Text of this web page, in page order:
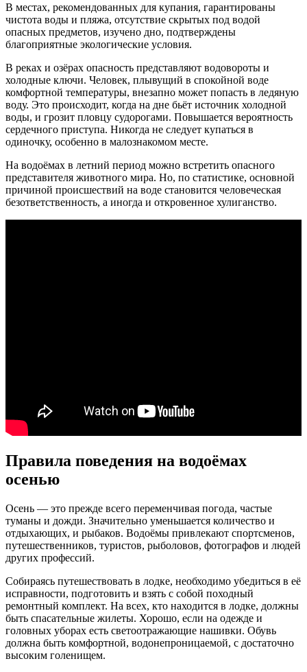
В местах, рекомендованных для купания, гарантированы
чистота воды и пляжа, отсутствие скрытых под водой
опасных предметов, изучено дно, подтверждены
благоприятные экологические условия.
В реках и озёрах опасность представляют водовороты и
холодные ключи. Человек, плывущий в спокойной воде
комфортной температуры, внезапно может попасть в ледяную
воду. Это происходит, когда на дне бьёт источник холодной
воды, и грозит пловцу судорогами. Повышается вероятность
сердечного приступа. Никогда не следует купаться в
одиночку, особенно в малознакомом месте.
На водоёмах в летний период можно встретить опасного
представителя животного мира. Но, по статистике, основной
причиной происшествий на воде становится человеческая
безответственность, а иногда и откровенное хулиганство.
Правила поведения на водоёмах
осенью
Осень — это прежде всего переменчивая погода, частые
туманы и дожди. Значительно уменьшается количество и
отдыхающих, и рыбаков. Водоёмы привлекают спортсменов,
путешественников, туристов, рыболовов, фотографов и людей
других профессий.
Собираясь путешествовать в лодке, необходимо убедиться в её
исправности, подготовить и взять с собой походный
ремонтный комплект. На всех, кто находится в лодке, должны
быть спасательные жилеты. Хорошо, если на одежде и
головных уборах есть светоотражающие нашивки. Обувь
должна быть комфортной, водонепроницаемой, с достаточно
высоким голенищем.